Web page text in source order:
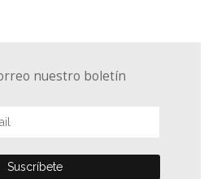
nuestro boletín